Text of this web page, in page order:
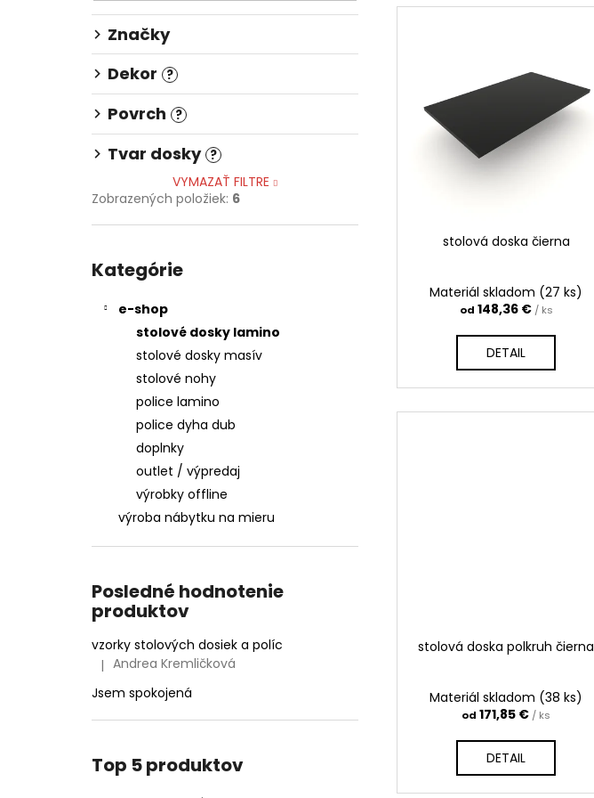
Značky
Dekor ?
Povrch ?
Tvar dosky ?
VYMAZAŤ FILTRE
Zobrazených položiek: 6
kategórie
Kategórie
e-shop
stolové dosky lamino
stolové dosky masív
stolové nohy
police lamino
police dyha dub
doplnky
outlet / výpredaj
výrobky offline
výroba nábytku na mieru
Posledné hodnotenie
produktov
vzorky stolových dosiek a políc
Hodnotenie produktu je 5 z 5 hviezdičiek.
| Andrea Kremličková
Jsem spokojená
Top 5 produktov
stolová doska čierna
Materiál skladom (27 ks)
od 148,36 € / ks
DETAIL
stolová doska polkruh čierna
Materiál skladom (38 ks)
od 171,85 € / ks
DETAIL
148,36 €
180,51 €